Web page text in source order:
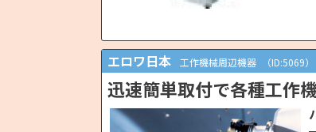
エロワ日本 工作機械周辺機器 （ID:5069）
迅速簡単取付で各種工作